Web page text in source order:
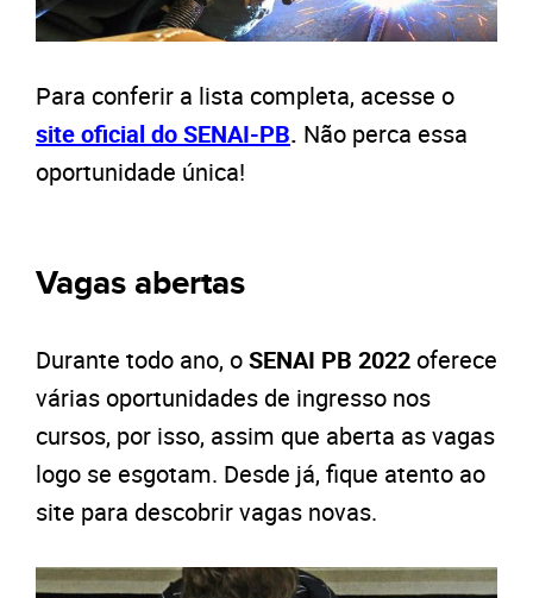
Para conferir a lista completa, acesse o
site oficial do SENAI-PB. Não perca essa
oportunidade única!
Vagas abertas
Durante todo ano, oSENAI PB 2022oferece
várias oportunidades de ingresso nos
cursos, por isso, assim que aberta as vagas
logo se esgotam. Desde já, fique atento ao
site para descobrir vagas novas.